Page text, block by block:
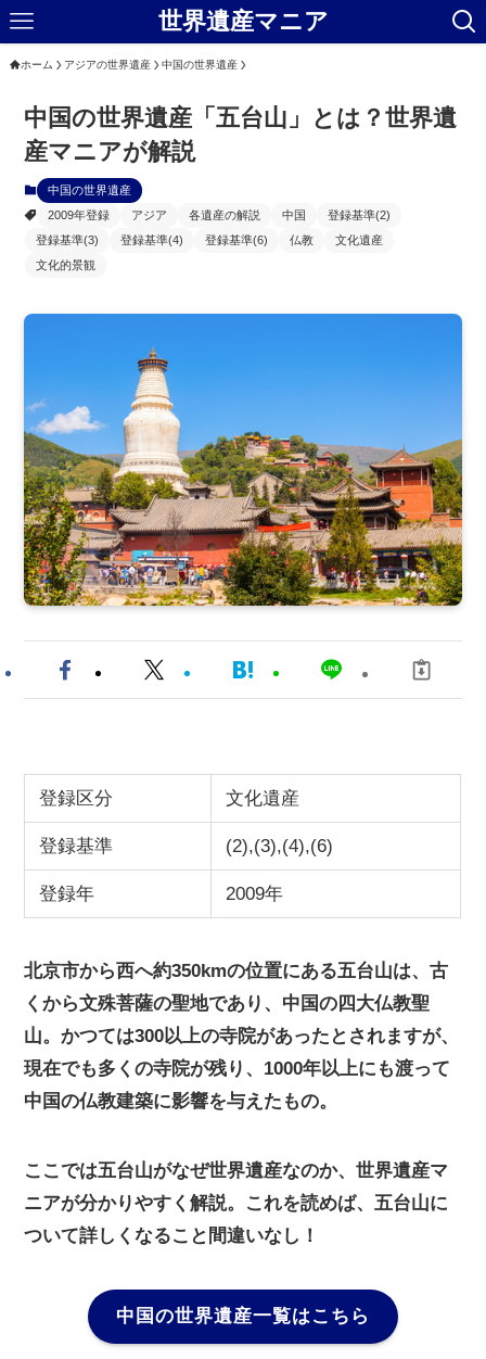
世界遺産マニア
ホーム アジアの世界遺産 中国の世界遺産
中国の世界遺産「五台山」とは？世界遺
産マニアが解説
中国の世界遺産
2009年登録
アジア 各遺産の解説 中国
登録基準(2)
登録基準(3)
登録基準(4) 登録基準(6) 仏教
文化遺産
文化的景観
登録区分 文化遺産
登録基準 (2),(3),(4),(6)
登録年 2009年
北京市から西へ約350kmの位置にある五台山は、古
くから文殊菩薩の聖地であり、中国の四大仏教聖
山。かつては300以上の寺院があったとされますが、
現在でも多くの寺院が残り、1000年以上にも渡って
中国の仏教建築に影響を与えたもの。
ここでは五台山がなぜ世界遺産なのか、世界遺産マ
ニアが分かりやすく解説。これを読めば、五台山に
ついて詳しくなること間違いなし！
中国の世界遺産一覧はこちら